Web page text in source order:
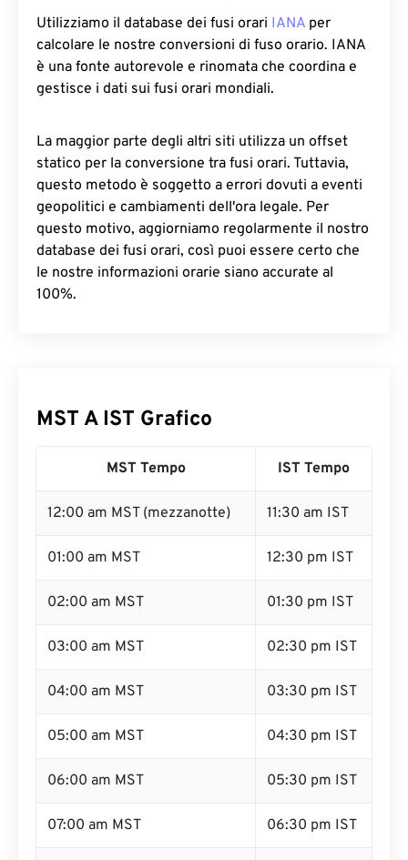
Utilizziamo il database dei fusi orari IANA per
calcolare le nostre conversioni di fuso orario. IANA
è una fonte autorevole e rinomata che coordina e
gestisce i dati sui fusi orari mondiali.
La maggior parte degli altri siti utilizza un offset
statico per la conversione tra fusi orari. Tuttavia,
questo metodo è soggetto a errori dovuti a eventi
geopolitici e cambiamenti dell'ora legale. Per
questo motivo, aggiorniamo regolarmente il nostro
database dei fusi orari, così puoi essere certo che
le nostre informazioni orarie siano accurate al
100%.
MST A IST Grafico
MST Tempo IST Tempo
12:00 am MST (mezzanotte) 11:30 am IST
01:00 am MST 12:30 pm IST
02:00 am MST 01:30 pm IST
03:00 am MST 02:30 pm IST
04:00 am MST 03:30 pm IST
05:00 am MST 04:30 pm IST
06:00 am MST 05:30 pm IST
07:00 am MST 06:30 pm IST